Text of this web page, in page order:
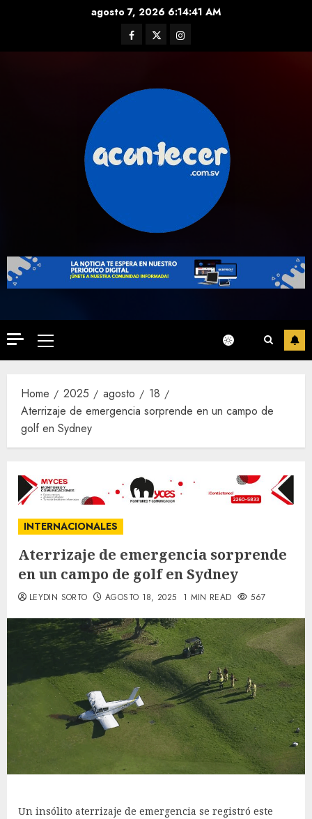
agosto 7, 2026 6:14:41 AM
Facebook
TwitterInstagram
Primary
Menu
Home 2025 agosto
18
Aterrizaje de emergencia sorprende en un campo de
golf en Sydney
INTERNACIONALES
Aterrizaje de emergencia sorprende
en un campo de golf en Sydney
LEYDIN SORTO AGOSTO 18, 2025 1 MIN READ 567
Un insólito aterrizaje de emergencia se registró este